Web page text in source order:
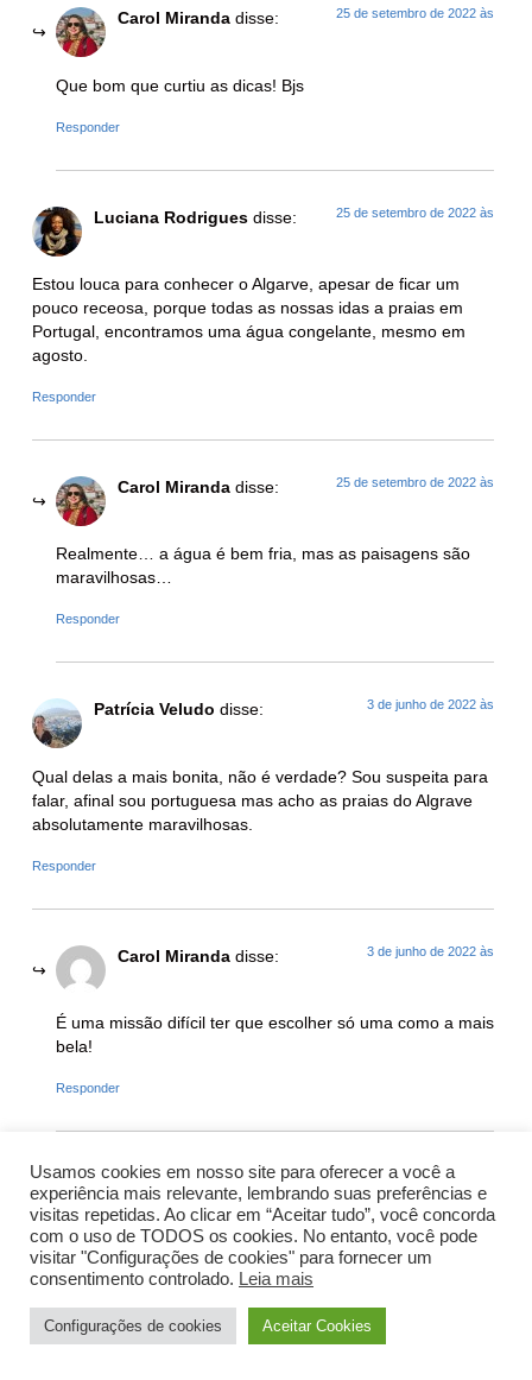
Carol Miranda disse: 25 de setembro de 2022 às
Que bom que curtiu as dicas! Bjs
Responder
Luciana Rodrigues disse: 25 de setembro de 2022 às
Estou louca para conhecer o Algarve, apesar de ficar um
pouco receosa, porque todas as nossas idas a praias em
Portugal, encontramos uma água congelante, mesmo em
agosto.
Responder
Carol Miranda disse: 25 de setembro de 2022 às
Realmente… a água é bem fria, mas as paisagens são
maravilhosas…
Responder
Patrícia Veludo disse: 3 de junho de 2022 às
Qual delas a mais bonita, não é verdade? Sou suspeita para
falar, afinal sou portuguesa mas acho as praias do Algrave
absolutamente maravilhosas.
Responder
Carol Miranda disse: 3 de junho de 2022 às
É uma missão difícil ter que escolher só uma como a mais
bela!
Responder
Cris disse: 12 de outubro de 2021 às
Carol, parabéns pelo post. Quantos dias vc recomenda ficar
para conhecer todas essas praias no inverno?
Responder
Usamos cookies em nosso site para oferecer a você a
experiência mais relevante, lembrando suas preferências e
visitas repetidas. Ao clicar em “Aceitar tudo”, você concorda
com o uso de TODOS os cookies. No entanto, você pode
visitar "Configurações de cookies" para fornecer um
consentimento controlado. Leia mais
Configurações de cookies Aceitar Cookies